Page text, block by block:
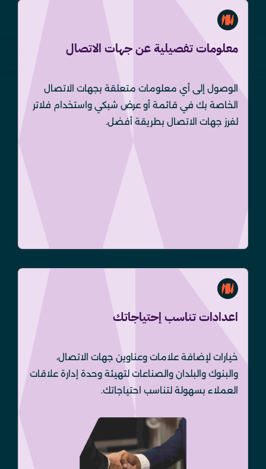
معلومات تفصيلية عن جهات الاتصال
الوصول إلى أي معلومات متعلقة بجهات الاتصال
الخاصة بك في قائمة أو عرض شبكي واستخدام فلاتر
لفرز جهات الاتصال بطريقة أفضل.
اعدادات تناسب إحتياجاتك
خيارات لإضافة علامات وعناوين جهات الاتصال،
والبنوك والبلدان والصناعات لتهيئة وحدة إدارة علاقات
العملاء بسهولة لتناسب احتياجاتك.